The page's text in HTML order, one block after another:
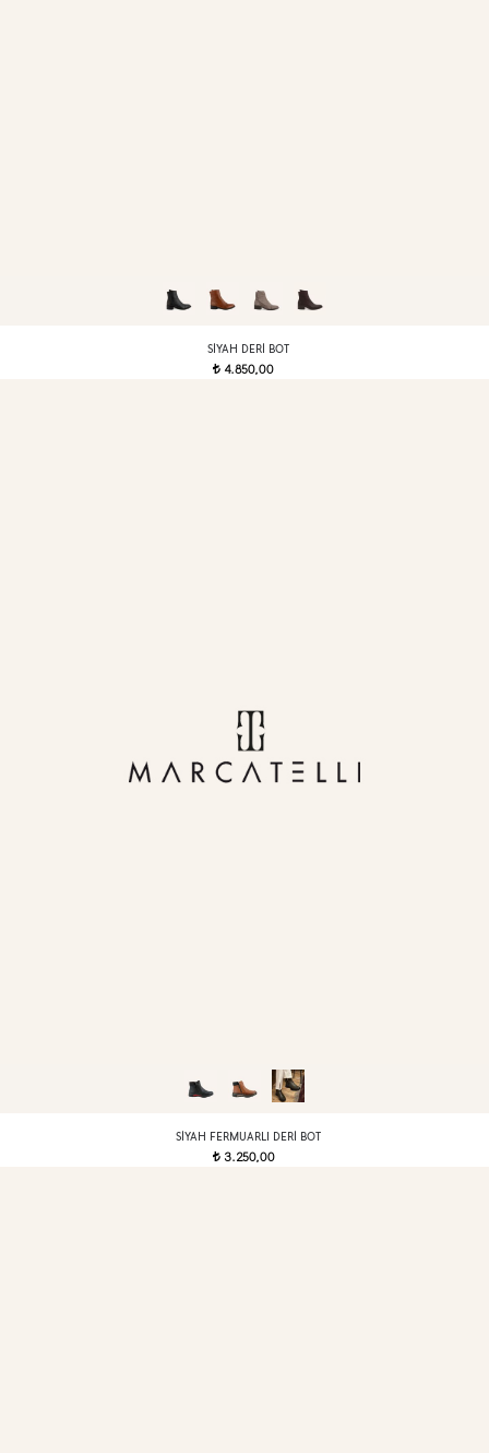
SIYAH DERI BOT
t 4.850,00
SIYAH FERMUARLI DERI BOT
t3.250,00